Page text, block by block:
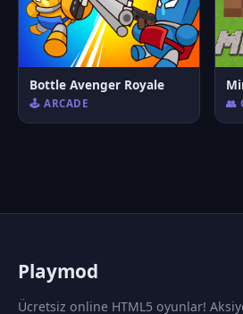
Bottle Avenger Royale
🕹️ ARCADE 👥
Playmod
Ücretsiz online HTML5 oyunlar!